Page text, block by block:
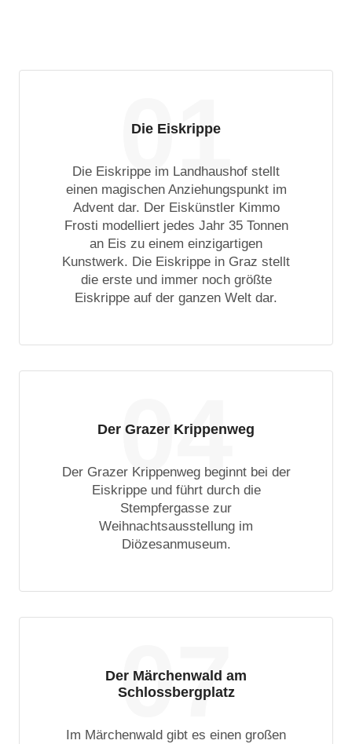
01
Die Eiskrippe
Die Eiskrippe im Landhaushof stellt
einen magischen Anziehungspunkt im
Advent dar. Der Eiskünstler Kimmo
Frosti modelliert jedes Jahr 35 Tonnen
an Eis zu einem einzigartigen
Kunstwerk. Die Eiskrippe in Graz stellt
die erste und immer noch größte
Eiskrippe auf der ganzen Welt dar.
04
Der Grazer Krippenweg
Der Grazer Krippenweg beginnt bei der
Eiskrippe und führt durch die
Stempfergasse zur
Weihnachtsausstellung im
Diözesanmuseum.
07
Der Märchenwald am
Schlossbergplatz
Im Märchenwald gibt es einen großen